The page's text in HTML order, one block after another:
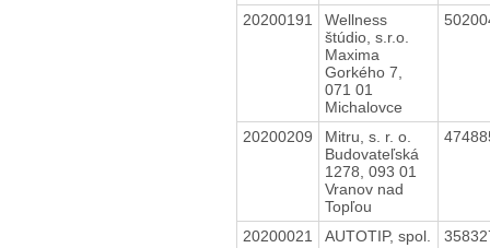
20200191
Wellness
štúdio, s.r.o.
Maxima
Gorkého 7,
071 01
Michalovce
20200209
Mitru, s. r. o.
Budovateľská
1278, 093 01
Vranov nad
Topľou
20200021
AUTOTIP, spol.